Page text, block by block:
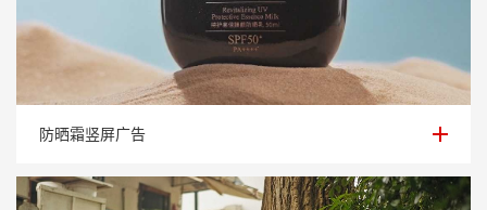
防晒霜竖屏广告
防晒霜竖屏广告